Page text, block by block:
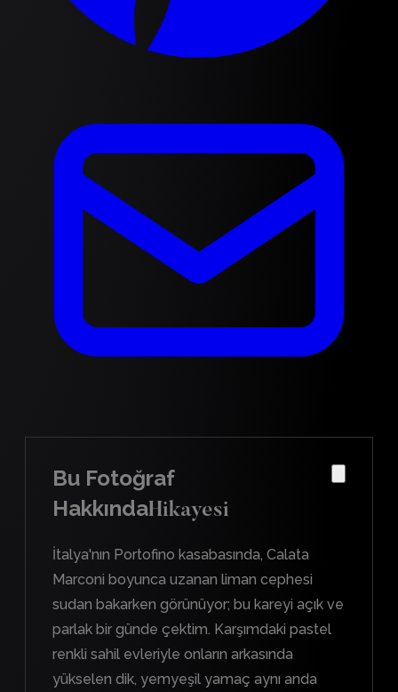
Bu Fotoğraf
HakkındaHikayesi
İtalya'nın Portofino kasabasında, Calata
Marconi boyunca uzanan liman cephesi
sudan bakarken görünüyor; bu kareyi açık ve
parlak bir günde çektim. Karşımdaki pastel
renkli sahil evleriyle onların arkasında
yükselen dik, yemyeşil yamaç aynı anda